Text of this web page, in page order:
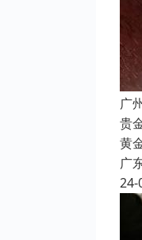
广
贵
黄
广
24-